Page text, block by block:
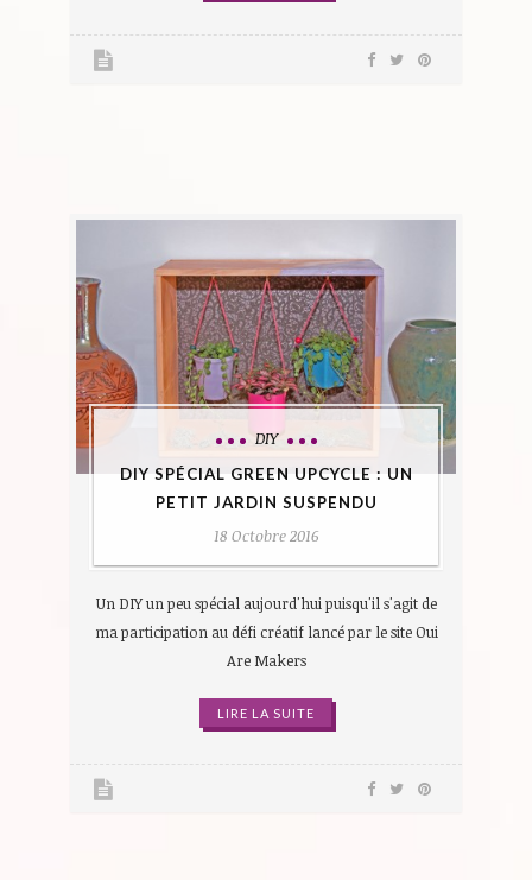
DIY
DIY SPÉCIAL GREEN UPCYCLE : UN
PETIT JARDIN SUSPENDU
18 Octobre 2016
Un DIY un peu spécial aujourd'hui puisqu'il s'agit de
ma participation au défi créatif lancé par le site Oui
Are Makers
LIRE LA SUITE